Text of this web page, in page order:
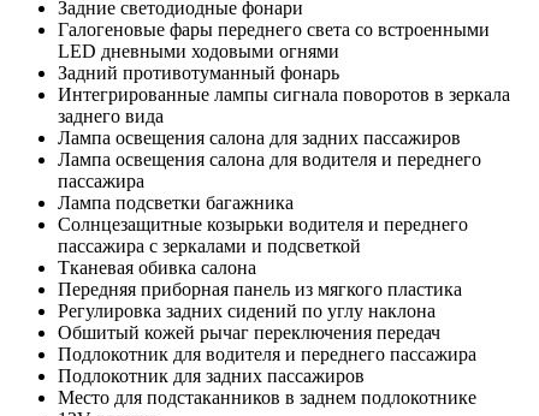
Задние светодиодные фонари
Галогеновые фары переднего света со встроенными
LED дневными ходовыми огнями
Задний противотуманный фонарь
Интегрированные лампы сигнала поворотов в зеркала
заднего вида
Лампа освещения салона для задних пассажиров
Лампа освещения салона для водителя и переднего
пассажира
Лампа подсветки багажника
Солнцезащитные козырьки водителя и переднего
пассажира с зеркалами и подсветкой
Тканевая обивка салона
Передняя приборная панель из мягкого пластика
Регулировка задних сидений по углу наклона
Обшитый кожей рычаг переключения передач
Подлокотник для водителя и переднего пассажира
Подлокотник для задних пассажиров
Место для подстаканников в заднем подлокотнике